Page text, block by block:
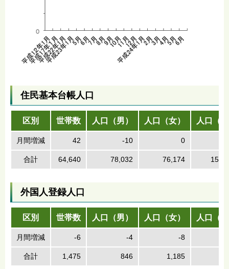
住民基本台帳人口
区別 世帯数 人口（男） 人口（女） 人口（
月間増減 42 -10 0
合計 64,640 78,032 76,174
外国人登録人口
区別 世帯数 人口（男） 人口（女） 人口（
月間増減 -6 -4 -8
合計 1,475 846 1,185